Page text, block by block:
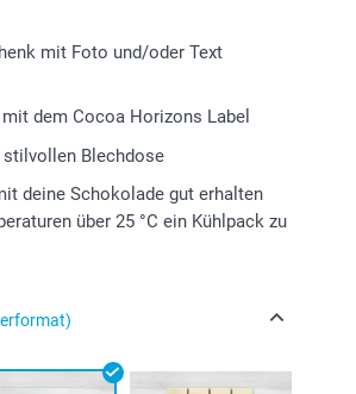
mit Foto und/oder Text
dem Cocoa Horizons Label
stilvollen Blechdose
deine Schokolade gut erhalten
über 25 °C ein Kühlpack zu